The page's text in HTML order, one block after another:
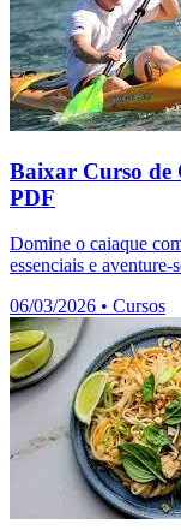
Baixar Curso de
PDF
Domine o caiaque
essenciais e
06/03/2026 • Cursos